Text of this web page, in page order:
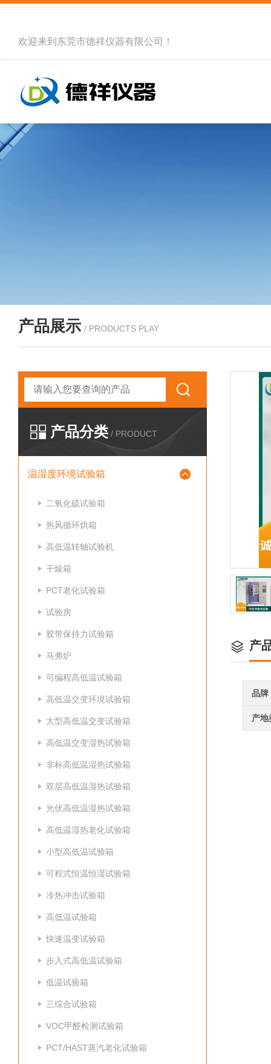
欢迎来到 东莞市德祥仪器有限公司 ！
产品展示 / PRODUCTS PLAY
产品分类 / PRODUCT
温湿度环境试验箱
二氧化硫试验箱
热风循环烘箱
高低温转轴试验机
干燥箱
PCT老化试验箱
试验房
胶带保持力试验箱
马弗炉
可编程高低温试验箱
高低温交变环境试验箱
大型高低温交变试验箱
高低温交变湿热试验箱
非标高低温湿热试验箱
双层高低温湿热试验箱
光伏高低温湿热试验箱
高低温湿热老化试验箱
小型高低温试验箱
可程式恒温恒湿试验箱
冷热冲击试验箱
高低温试验箱
快速温变试验箱
步入式高低温试验箱
低温试验箱
三综合试验箱
VOC甲醛检测试验箱
PCT/HAST蒸汽老化试验箱
产
品牌
产地